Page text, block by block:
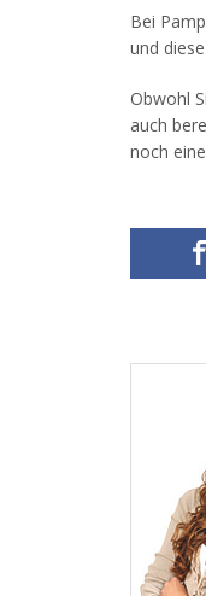
Bei
und
Obwohl
auch
noch